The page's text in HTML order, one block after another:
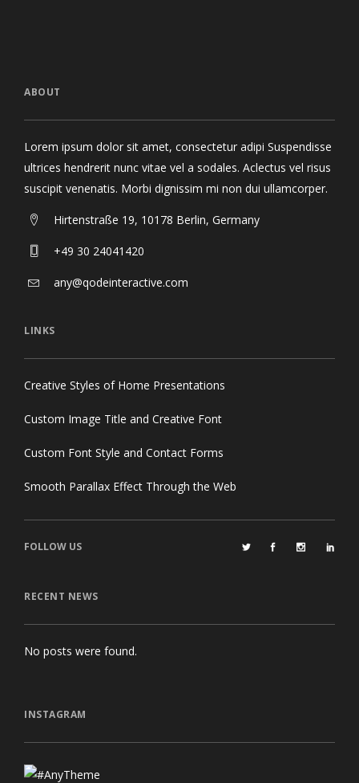
ABOUT
Lorem ipsum dolor sit amet, consectetur adipi Suspendisse
ultrices hendrerit nunc vitae vel a sodales. Aclectus vel risus
suscipit venenatis. Morbi dignissim mi non dui ullamcorper.
Hirtenstraße 19, 10178 Berlin, Germany
+49 30 24041420
any@qodeinteractive.com
LINKS
Creative Styles of Home Presentations
Custom Image Title and Creative Font
Custom Font Style and Contact Forms
Smooth Parallax Effect Through the Web
FOLLOW US
RECENT NEWS
No posts were found.
INSTAGRAM